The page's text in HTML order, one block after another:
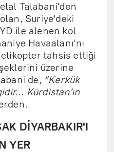
Talabani'den
Suriye'deki
ile alenen kol
Havaalanı’nı
tahsis ettiği
üzerine
de, “Kerkük
Kürdistan'ın
DİYARBAKIR'I
YER